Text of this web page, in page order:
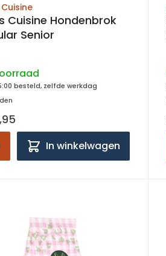
Cuisine Hondenbrok
Senior
besteld, zelfde werkdag
In winkelwagen